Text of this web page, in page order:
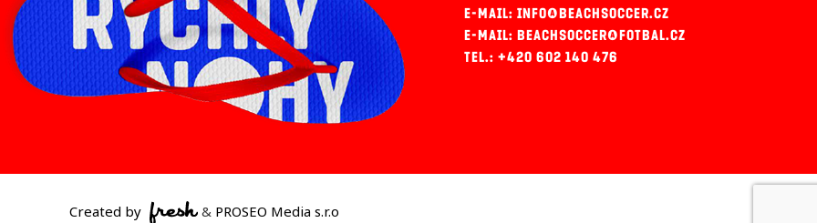
E-MAIL: INFO@BEACHSOCCER.CZ
E-MAIL: BEACHSOCCER@FOTBAL.CZ
TEL.: +420 602 140 476
Created by & PROSEO Media s.r.o